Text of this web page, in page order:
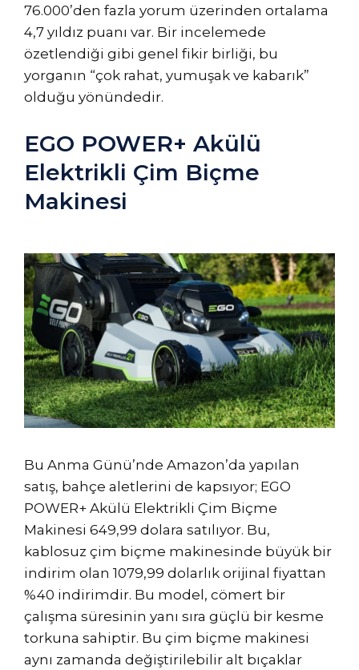
76.000’den fazla yorum üzerinden ortalama
4,7 yıldız puanı var. Bir incelemede
özetlendiği gibi genel fikir birliği, bu
yorganın “çok rahat, yumuşak ve kabarık”
olduğu yönündedir.
EGO POWER+ Akülü
Elektrikli Çim Biçme
Makinesi
Bu Anma Günü’nde Amazon’da yapılan
satış, bahçe aletlerini de kapsıyor; EGO
POWER+ Akülü Elektrikli Çim Biçme
Makinesi 649,99 dolara satılıyor. Bu,
kablosuz çim biçme makinesinde büyük bir
indirim olan 1079,99 dolarlık orijinal fiyattan
%40 indirimdir. Bu model, cömert bir
çalışma süresinin yanı sıra güçlü bir kesme
torkuna sahiptir. Bu çim biçme makinesi
aynı zamanda değiştirilebilir alt bıçaklar